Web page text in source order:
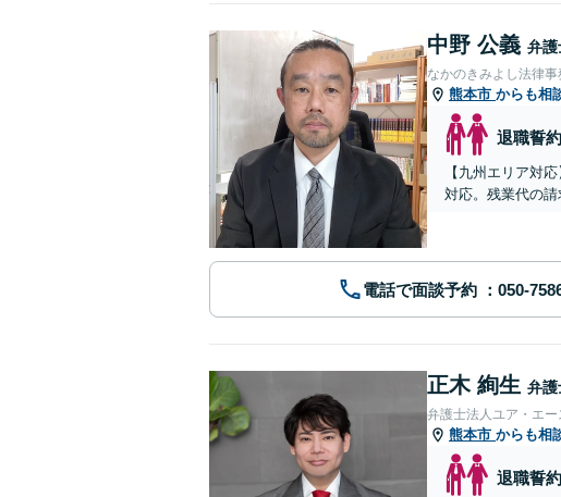
中野 公義 弁護
なかのきみよし法律事
熊本市 からも相
退職誓
【九州エリア対
対応。残業代の
電話で面談予約
正木 絢生 弁護
弁護士法人ユア・エー
熊本市 からも相
退職誓